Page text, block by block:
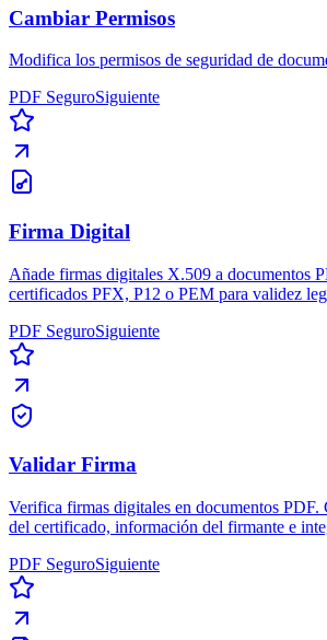
Cambiar Permisos
Modifica los permisos de seguridad de
PDF SeguroSiguiente
Firma Digital
Añade firmas digitales X.509 a documentos
certificados PFX, P12 o PEM para validez
PDF SeguroSiguiente
Validar Firma
Verifica firmas digitales en documentos PDF.
del certificado, información del firmante e
PDF SeguroSiguiente